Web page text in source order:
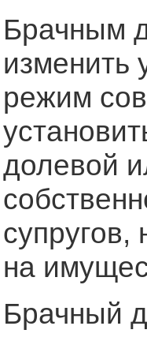
Брачным
изменить
режим
долевой
на
Брачный